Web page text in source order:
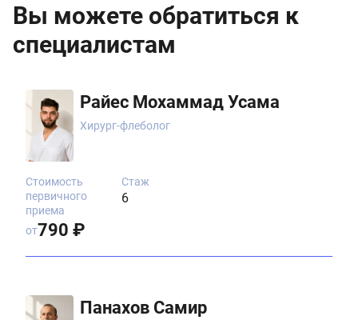
Вы можете обратиться к
специалистам
Райес Мохаммад Усама
Хирург-флеболог
Стаж
6
Стоимость
первичного
приема
от790 ₽
Панахов Самир